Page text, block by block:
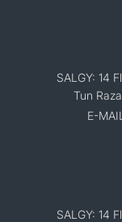
SALGY: 14
Tun
E-
SALGY: 14